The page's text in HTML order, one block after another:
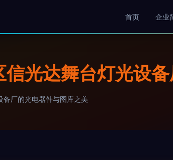
首页 企业
光达舞台灯光设
厂的光电器件与图库之美